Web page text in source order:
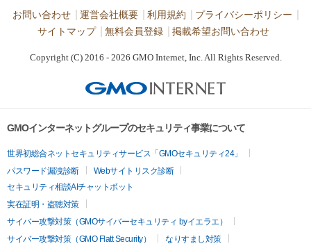
お問い合わせ 運営会社概要 利用規約
プライバシーポリシー
サイトマップ
無料会員登録 掲載希望お問い合わせ
Copyright (C) 2016 - 2026 GMO Internet, Inc. All Rights Reserved.
GMOインターネットグループのセキュリティ事業について
世界初総合ネットセキュリティサービス「GMOセキュリティ24」
パスワード漏洩診断
Webサイトリスク診断
セキュリティ相談AIチャットボット
実在証明・盗聴対策
サイバー攻撃対策（GMOサイバーセキュリティ byイエラエ）
サイバー攻撃対策（GMO Flatt Security）
なりすまし対策